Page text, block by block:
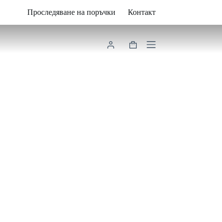
Проследяване на поръчки Контакт
Shopping